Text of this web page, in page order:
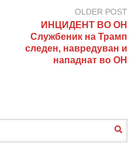
OLDER POST
ИНЦИДЕНТ ВО ОН
Службеник на Трамп
следен, навредуван и
нападнат во ОН